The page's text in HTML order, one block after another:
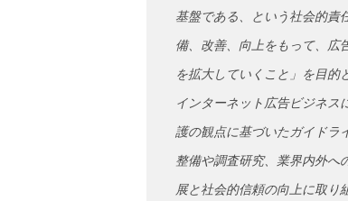
基盤である、という社会的責
備、改善、向上をもって、広
を拡大していくこと」を目的
インターネット広告ビジネス
護の観点に基づいたガイドラ
整備や調査研究、業界内外へ
展と社会的信頼の向上に取り